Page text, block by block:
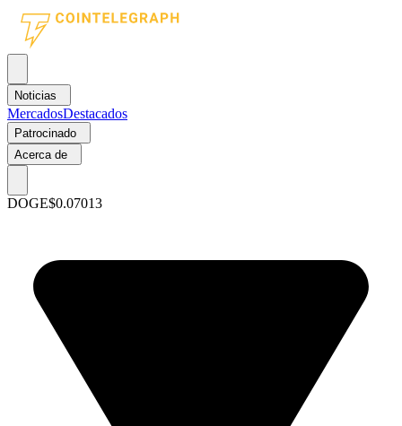
Noticias
MercadosDestacados
Patrocinado
Acerca de
DOGE$0.07013